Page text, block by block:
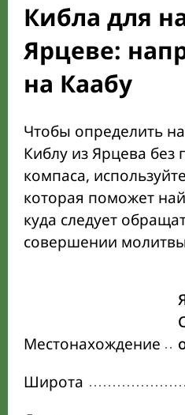
Кибла для
Ярцеве:
на Каабу
Чтобы определить
Киблу из Ярцева без
компаса,
которая поможет
куда следует
совершении
Местонахождение
Широта